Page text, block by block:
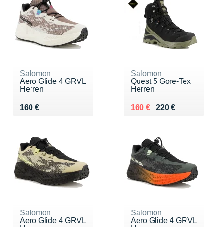
Salomon
Aero Glide 4 GRVL
Herren
160 €
Vendu 160 €
Salomon
Quest 5 Gore-Tex
Herren
220 €
Au lieu de 220 €
160 €
Vendu 160 €
Salomon
Aero Glide 4 GRVL
Salomon
Aero Glide 4 GRVL